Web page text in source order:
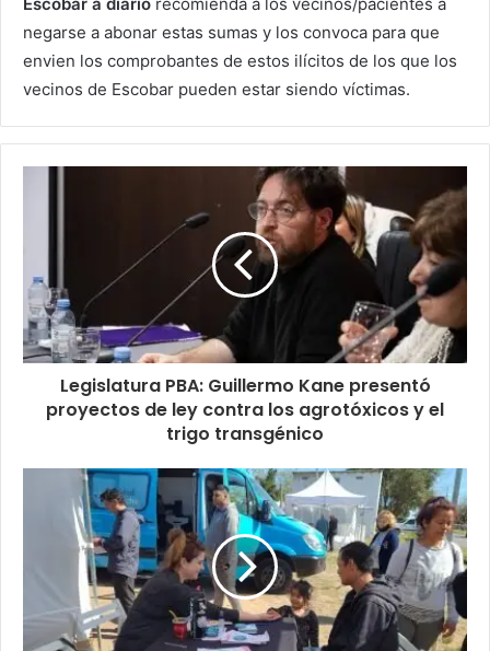
negarse a abonar estas sumas y los convoca para que
envien los comprobantes de estos ilícitos de los que los
vecinos de Escobar pueden estar siendo víctimas.
Legislatura PBA: Guillermo Kane presentó
proyectos de ley contra los agrotóxicos y el
trigo transgénico